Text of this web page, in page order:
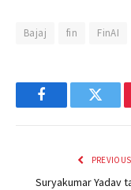
Bajaj fin FinAI
Facebook
Suryakumar Yadav